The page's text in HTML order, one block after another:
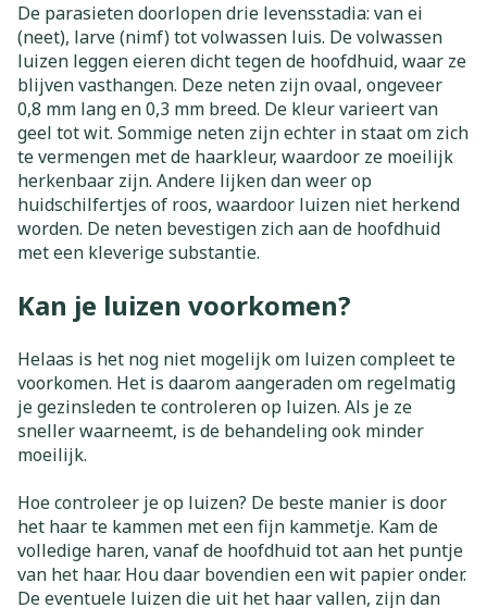
De parasieten doorlopen drie levensstadia: van ei
(neet), larve (nimf) tot volwassen luis. De volwassen
luizen leggen eieren dicht tegen de hoofdhuid, waar ze
blijven vasthangen. Deze neten zijn ovaal, ongeveer
0,8 mm lang en 0,3 mm breed. De kleur varieert van
geel tot wit. Sommige neten zijn echter in staat om zich
te vermengen met de haarkleur, waardoor ze moeilijk
herkenbaar zijn. Andere lijken dan weer op
huidschilfertjes of roos, waardoor luizen niet herkend
worden. De neten bevestigen zich aan de hoofdhuid
met een kleverige substantie.
Kan je luizen voorkomen?
Helaas is het nog niet mogelijk om luizen compleet te
voorkomen. Het is daarom aangeraden om regelmatig
je gezinsleden te controleren op luizen. Als je ze
sneller waarneemt, is de behandeling ook minder
moeilijk.
Hoe controleer je op luizen? De beste manier is door
het haar te kammen met een fijn kammetje. Kam de
volledige haren, vanaf de hoofdhuid tot aan het puntje
van het haar. Hou daar bovendien een wit papier onder.
De eventuele luizen die uit het haar vallen, zijn dan